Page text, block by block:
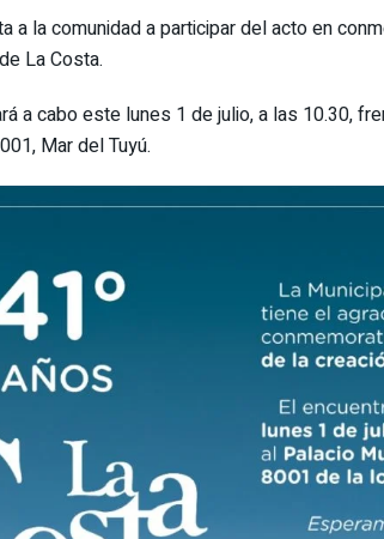
a la comunidad a participar del acto en
La Costa.
a cabo este lunes 1 de julio, a las 10.30,
Mar del Tuyú.